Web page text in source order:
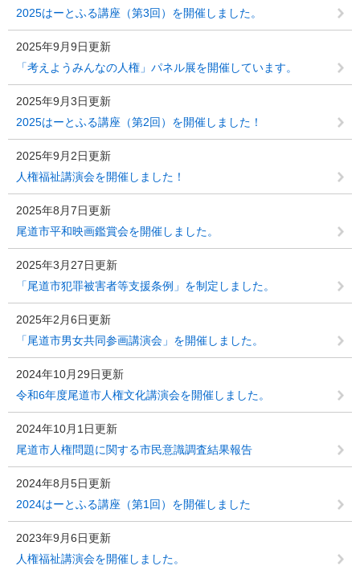
2025はーとふる講座（第3回）を開催しました。
2025年9月9日更新
「考えようみんなの人権」パネル展を開催しています。
2025年9月3日更新
2025はーとふる講座（第2回）を開催しました！
2025年9月2日更新
人権福祉講演会を開催しました！
2025年8月7日更新
尾道市平和映画鑑賞会を開催しました。
2025年3月27日更新
「尾道市犯罪被害者等支援条例」を制定しました。
2025年2月6日更新
「尾道市男女共同参画講演会」を開催しました。
2024年10月29日更新
令和6年度尾道市人権文化講演会を開催しました。
2024年10月1日更新
尾道市人権問題に関する市民意識調査結果報告
2024年8月5日更新
2024はーとふる講座（第1回）を開催しました
2023年9月6日更新
人権福祉講演会を開催しました。